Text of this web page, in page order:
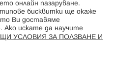
ни:
онлайн пазаруване.
бисквитки ще окаже
Ви доставяме
Ако искате да научите
УСЛОВИЯ ЗА ПОЛЗВАНЕ И